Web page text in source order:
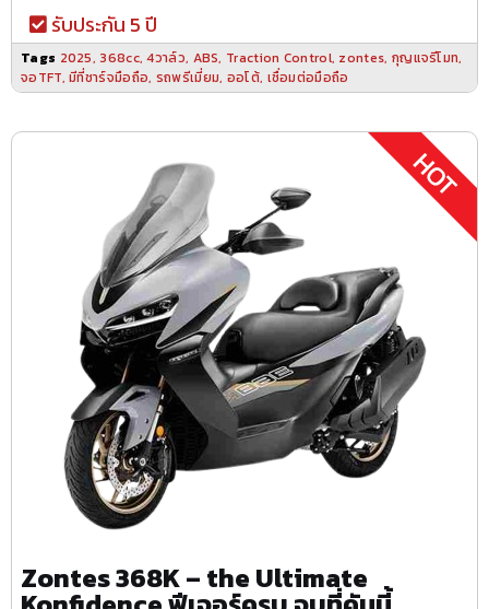
รับประกัน 5 ปี
Tags 2025, 368cc,4วาล์ว, ABS, Traction Control, zontes, กุญแจรีโมท,
จอTFT,มีที่ชาร์จมือถือ, รถพรีเมี่ยม, ออโต้, เชื่อมต่อมือถือ
Zontes 368K – the Ultimate